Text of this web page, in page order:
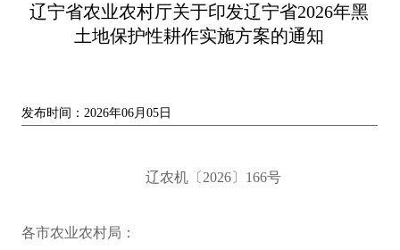
辽宁省农业农村厅关于印发辽宁省2026年黑
土地保护性耕作实施方案的通知
发布时间：2026年06月05日
辽农机〔 2026〕 166号
各市农业农村局：